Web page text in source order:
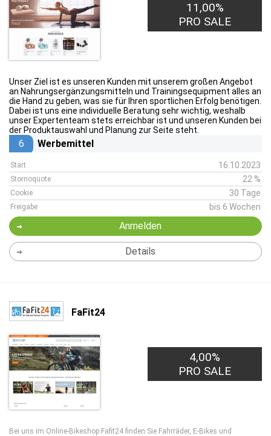
11,00%
PRO SALE
Unser Ziel ist es unseren Kunden mit unserem großen Angebot
an Nahrungsergänzungsmitteln und Trainingsequipment alles an
die Hand zu geben, was sie für Ihren sportlichen Erfolg benötigen.
Dabei ist uns eine individuelle Beratung sehr wichtig, weshalb
unser Expertenteam stets erreichbar ist und unseren Kunden bei
der Produktauswahl und Planung zur Seite steht.
6 Werbemittel
Start 16.10.2023
Stornoquote 22 %
Cookie 30 Tage
Freigabe bis 6 Wochen
Anmelden
Details
FaFit24
4,00%
PRO SALE
Bei uns im Online-Bikeshop Fafit24 finden Sie Fahrräder, E-Bikes und